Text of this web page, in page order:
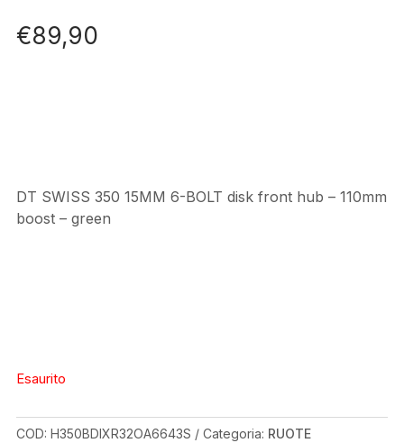
€89,90
DT SWISS 350 15MM 6-BOLT disk front hub – 110mm
boost – green
Esaurito
COD: H350BDIXR32OA6643S Categoria: RUOTE